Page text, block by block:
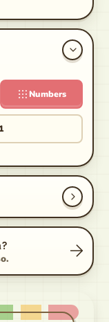
Numbers